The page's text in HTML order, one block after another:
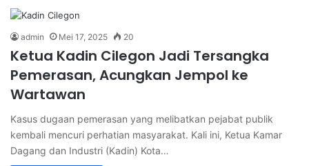
admin Mei 17, 2025 20
Ketua Kadin Cilegon Jadi Tersangka
Pemerasan, Acungkan Jempol ke
Wartawan
Kasus dugaan pemerasan yang melibatkan pejabat publik
kembali mencuri perhatian masyarakat. Kali ini, Ketua Kamar
Dagang dan Industri (Kadin) Kota…